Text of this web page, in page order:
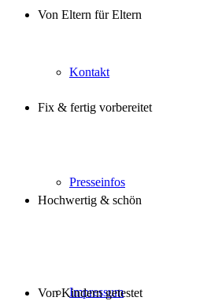
Kontakt
Presseinfos
Impressum
Von Eltern für Eltern
Fix & fertig vorbereitet
Hochwertig & schön
Von Kindern getestet